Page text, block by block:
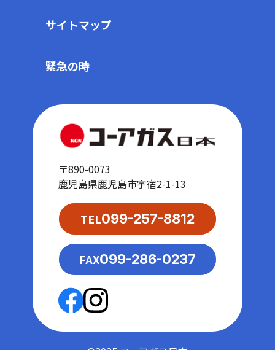
サイトマップ
緊急の時
〒890-0073
鹿児島県鹿児島市宇宿2-1-13
TEL099-257-8812
FAX099-286-0237